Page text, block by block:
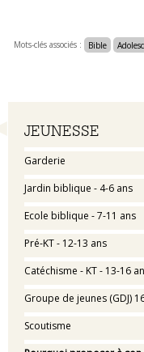
Navigation
JEUNESSE
Garderie
Jardin biblique - 4-6 ans
Ecole biblique - 7-11 ans
Pré-KT - 12-13 ans
Catéchisme - KT - 13-16
Groupe de jeunes (GDJ)
Scoutisme
Mots-clés associés : Bible